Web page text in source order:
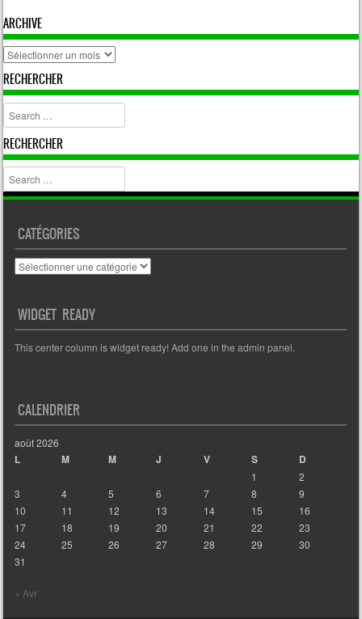
ARCHIVE
archive
RECHERCHER
Search
RECHERCHER
Search
CATÉGORIES
Catégories
WIDGET READY
This center column is widget ready! Add one in the admin panel.
CALENDRIER
août 2026
L M M J V S D
1
2
3
4 5 6 7 8
9
10
11 12 13 14 15
16
17
18 19 20 21 22
23
24
25 26 27 28 29
30
31
« Avr